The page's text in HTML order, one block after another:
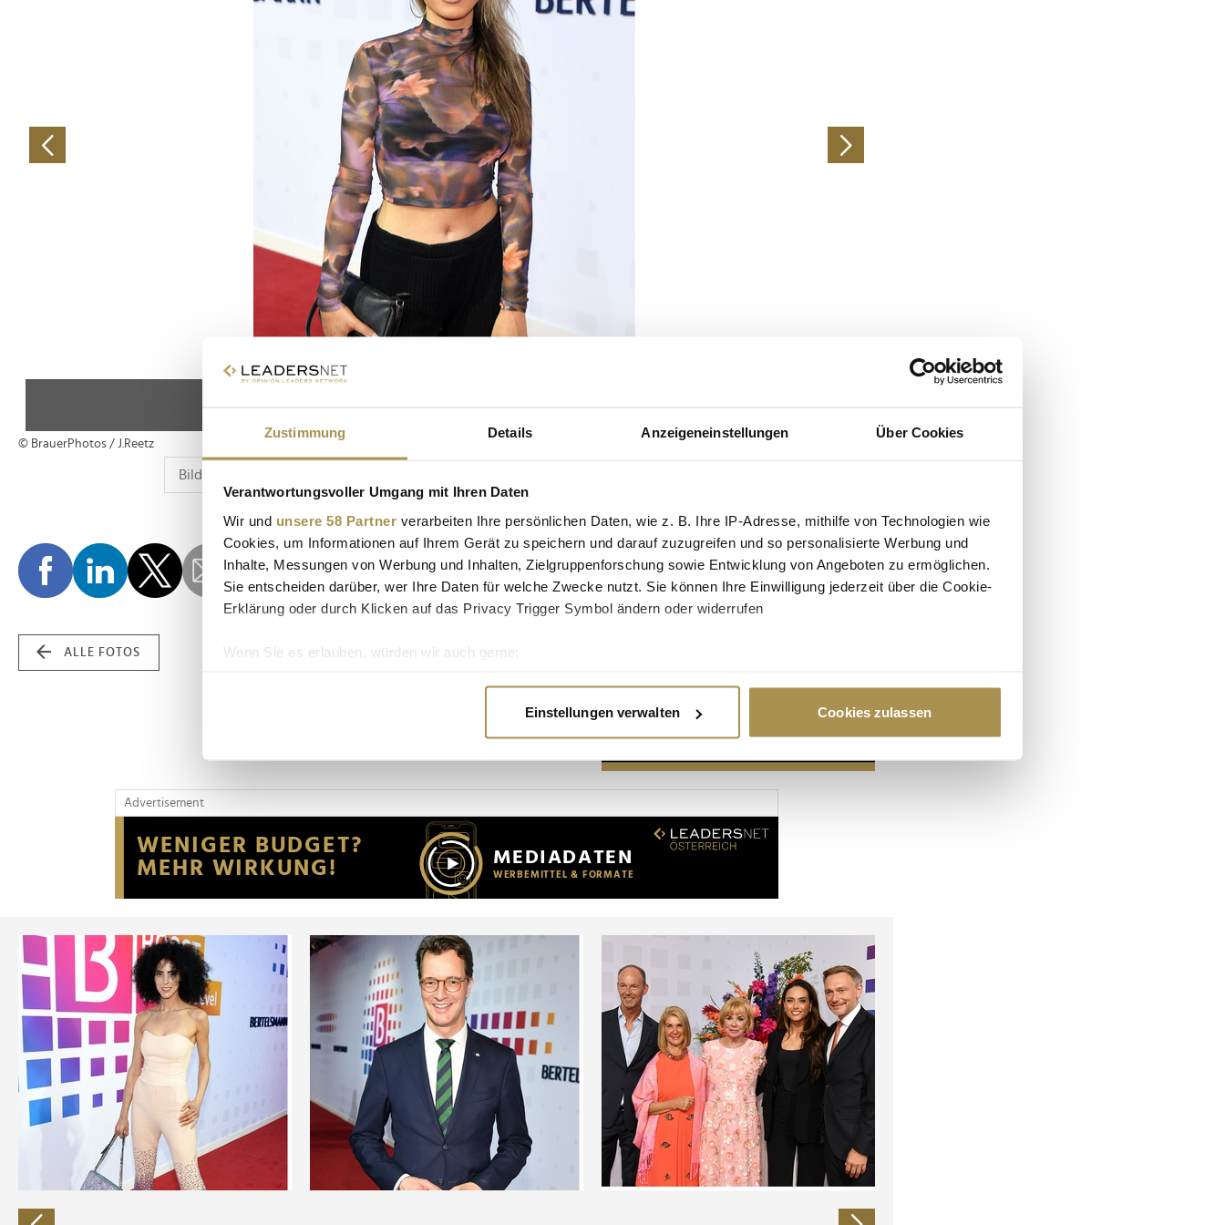
Zustimmung Details Anzeigeneinstellungen Über Cookies
Verantwortungsvoller Umgang mit Ihren Daten
Wir und unsere 58 Partner verarbeiten Ihre persönlichen Daten, wie z. B. Ihre IP-Adresse, mithilfe von Technologien wie
Cookies, um Informationen auf Ihrem Gerät zu speichern und darauf zuzugreifen und so personalisierte Werbung und
Inhalte, Messungen von Werbung und Inhalten, Zielgruppenforschung sowie Entwicklung von Angeboten zu ermöglichen.
Sie entscheiden darüber, wer Ihre Daten für welche Zwecke nutzt. Sie können Ihre Einwilligung jederzeit über die Cookie-
Erklärung oder durch Klicken auf das Privacy Trigger Symbol ändern oder widerrufen
Wenn Sie es erlauben, würden wir auch gerne:
Erfahren Sie mehr darüber, wie Ihre persönlichen Daten verarbeitet werden, und legen Sie Ihre Präferenzen im
Wir verwenden Cookies, um Inhalte und Anzeigen zu personalisieren, Funktionen für soziale Medien anbieten zu können
Website an unsere Partner für soziale Medien, Werbung und Analysen weiter. Unsere Partner führen diese Informationen
möglicherweise mit weiteren Daten zusammen, die Sie ihnen bereitgestellt haben oder die sie im Rahmen Ihrer Nutzung
der Dienste gesammelt haben.
Einstellungen verwalten Cookies zulassen
© BrauerPhotos / J.Reetz
ALLE FOTOS
Advertisement
Advertisement